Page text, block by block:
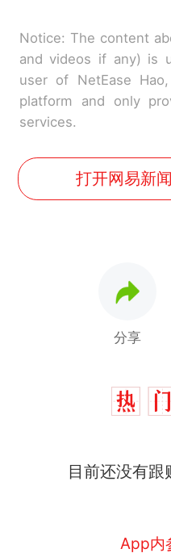
Notice: The content
and videos if any) is
user of NetEase
platform and only
services.
打开网易新
分享
目前还没有跟
App内